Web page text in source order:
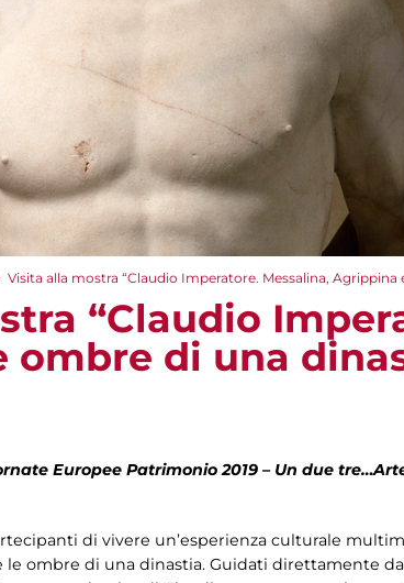
Visita alla mostra “Claudio Imperatore. Messalina,
“Claudio
ombre di una
Europee Patrimonio 2019 –Un due
di vivere un’esperienza culturale
le ombre di una dinastia. Guidati direttamente